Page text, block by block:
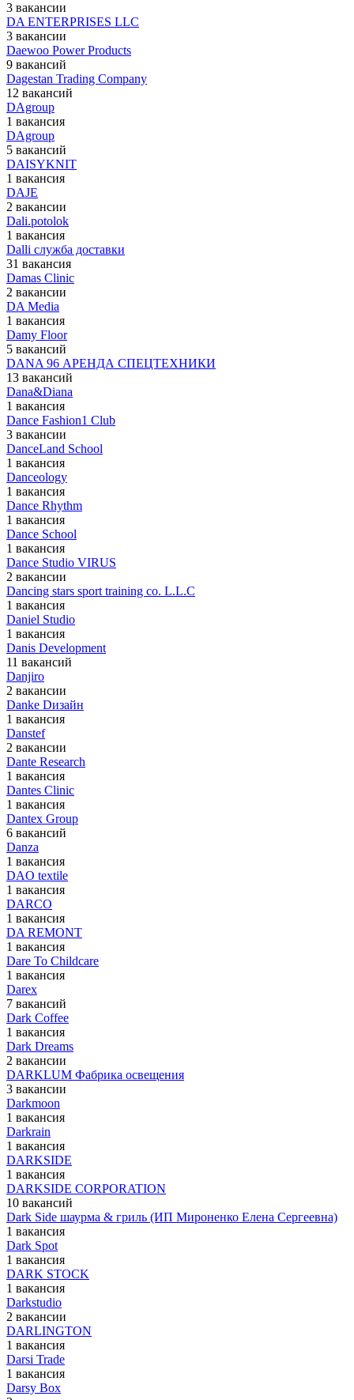
3 вакансии
DA ENTERPRISES LLC
3 вакансии
Daewoo Power Products
9 вакансий
Dagestan Trading Company
12 вакансий
DAgroup
1 вакансия
DAgroup
5 вакансий
DAISYKNIT
1 вакансия
DAJE
2 вакансии
Dali.potolok
1 вакансия
Dalli служба доставки
31 вакансия
Damas Clinic
2 вакансии
DA Media
1 вакансия
Damy Floor
5 вакансий
DANA 96 АРЕНДА СПЕЦТЕХНИКИ
13 вакансий
Dana&Diana
1 вакансия
Dance Fashion1 Club
3 вакансии
DanceLand School
1 вакансия
Danceology
1 вакансия
Dance Rhythm
1 вакансия
Dance School
1 вакансия
Dance Studio VIRUS
2 вакансии
Dancing stars sport training co. L.L.C
1 вакансия
Daniel Studio
1 вакансия
Danis Development
11 вакансий
Danjiro
2 вакансии
Danke Dизайн
1 вакансия
Danstef
2 вакансии
Dante Research
1 вакансия
Dantes Clinic
1 вакансия
Dantex Group
6 вакансий
Danza
1 вакансия
DAO textile
1 вакансия
DARCO
1 вакансия
DA REMONT
1 вакансия
Dare To Childcare
1 вакансия
Darex
7 вакансий
Dark Coffee
1 вакансия
Dark Dreams
2 вакансии
DARKLUM Фабрика освещения
3 вакансии
Darkmoon
1 вакансия
Darkrain
1 вакансия
DARKSIDE
1 вакансия
DARKSIDE CORPORATION
10 вакансий
Dark Side шаурма & гриль (ИП Мироненко Елена Сергеевна)
1 вакансия
Dark Spot
1 вакансия
DARK STOCK
1 вакансия
Darkstudio
2 вакансии
DARLINGTON
1 вакансия
Darsi Trade
1 вакансия
Darsy Box